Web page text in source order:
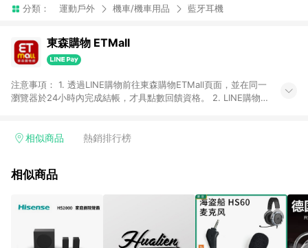
分類： 運動戶外 機車/機車用品 藍牙耳機
東森購物 ETMall
注意事項： 1. 透過LINE購物前往東森購物ETMall頁面，並在同一
瀏覽器於24小時內完成結帳，才具點數回饋資格。 2. LINE購物
單，皆不在點數回饋範圍內。 3. 如購買以下類別商品，將無法獲
球嚴選、商城、專案商品、「草莓網」全館商品。 4. 如取消訂
回饋。 5. 點數回饋會扣除所有折扣優惠後之最終發票金額計算，
實際回饋請依LINE購物通知為主。 6. 訂單如有使用東森購物
ETMall站內之折扣優惠(包含但不限於東森幣、樂透金、東森現金
券等)，不具點數回饋資格。詳細請依東森購物ETMall之結帳頁面
相似商品 熱銷排行榜
相似商品